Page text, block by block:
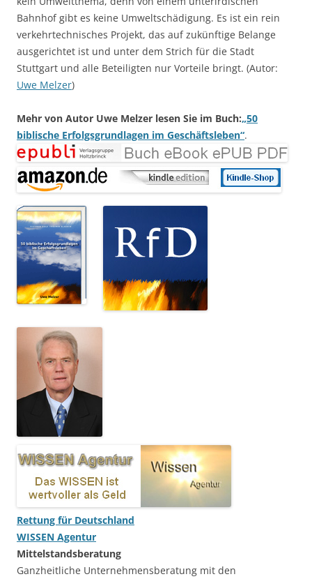
Bahnhof gibt es keine Umweltschädigung. Es ist ein rein
verkehrtechnisches Projekt, das auf zukünftige Belange
ausgerichtet ist und unter dem Strich für die Stadt
Stuttgart und alle Beteiligten nur Vorteile bringt. (Autor:
Uwe Melzer)
Mehr von Autor Uwe Melzer lesen Sie im Buch:„50
biblische Erfolgsgrundlagen im Geschäftsleben“.
Rettung für Deutschland
WISSEN Agentur
Mittelstandsberatung
Ganzheitliche Unternehmensberatung mit den